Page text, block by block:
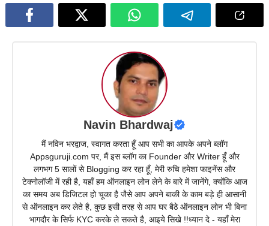
Navin Bhardwaj
मैं नविन भरद्वाज, स्वागत करता हूँ आप सभी का आपके अपने ब्लॉग
Appsguruji.com पर, मैं इस ब्लॉग का Founder और Writer हूँ और
लगभग 5 सालों से Blogging कर रहा हूँ, मेरी रुचि हमेशा फाइनेंस और
टेक्नोलॉजी में रही है, यहाँ हम ऑनलाइन लोन लेने के बारे में जानेंगे, क्योंकि आज
का समय अब डिजिटल हो चूका है जैसे आप अपने बाकी के काम बड़े ही आसानी
से ऑनलाइन कर लेते है, कुछ इसी तरह से आप घर बैठे ऑनलाइन लोन भी बिना
भागदौर के सिर्फ KYC करके ले सकते है, आइये सिखे !!ध्यान दे - यहाँ मेरा